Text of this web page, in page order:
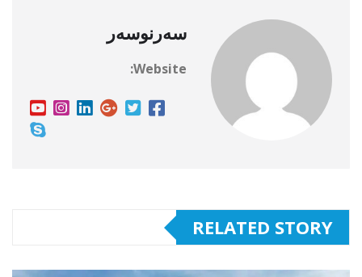
سەرنوسەر
Website:
RELATED STORY